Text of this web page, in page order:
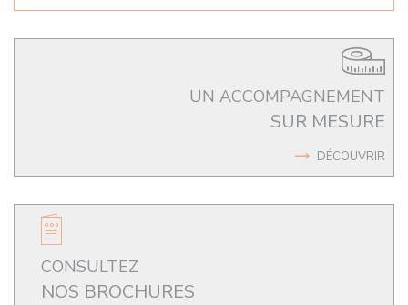
UN ACCOMPAGNEMENT
SUR MESURE
DÉCOUVRIR
CONSULTEZ
NOS BROCHURES